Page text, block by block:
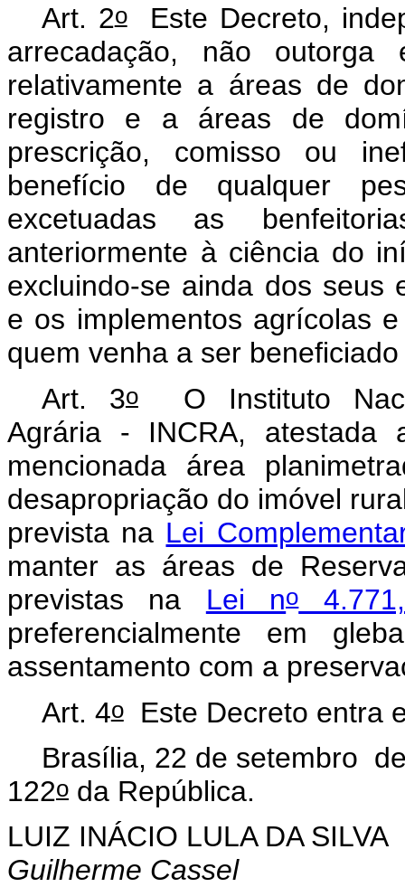
Art. 2oEste Decreto,
arrecadação, não outorga
relativamente a áreas de
registro e a áreas de
prescrição, comisso ou
benefício de qualquer
excetuadas as
anteriormente à ciência do
excluindo-se ainda dos seus
e os implementos agrícolas
quem venha a ser
Art. 3oO Instituto
Agrária - INCRA, atestada
mencionada área
desapropriação do imóvel
prevista na Lei
manter as áreas de
previstas na Lei no
preferencialmente em
assentamento com a
Art. 4oEste Decreto entra
Brasília, 22 de setembro
122o da República.
LUIZ INÁCIO LULA DA SILVA
Guilherme Cassel